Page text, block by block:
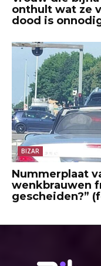
onthult wat ze
dood is
BIZAR
Nummerplaat
wenkbrauwen
gescheiden?”